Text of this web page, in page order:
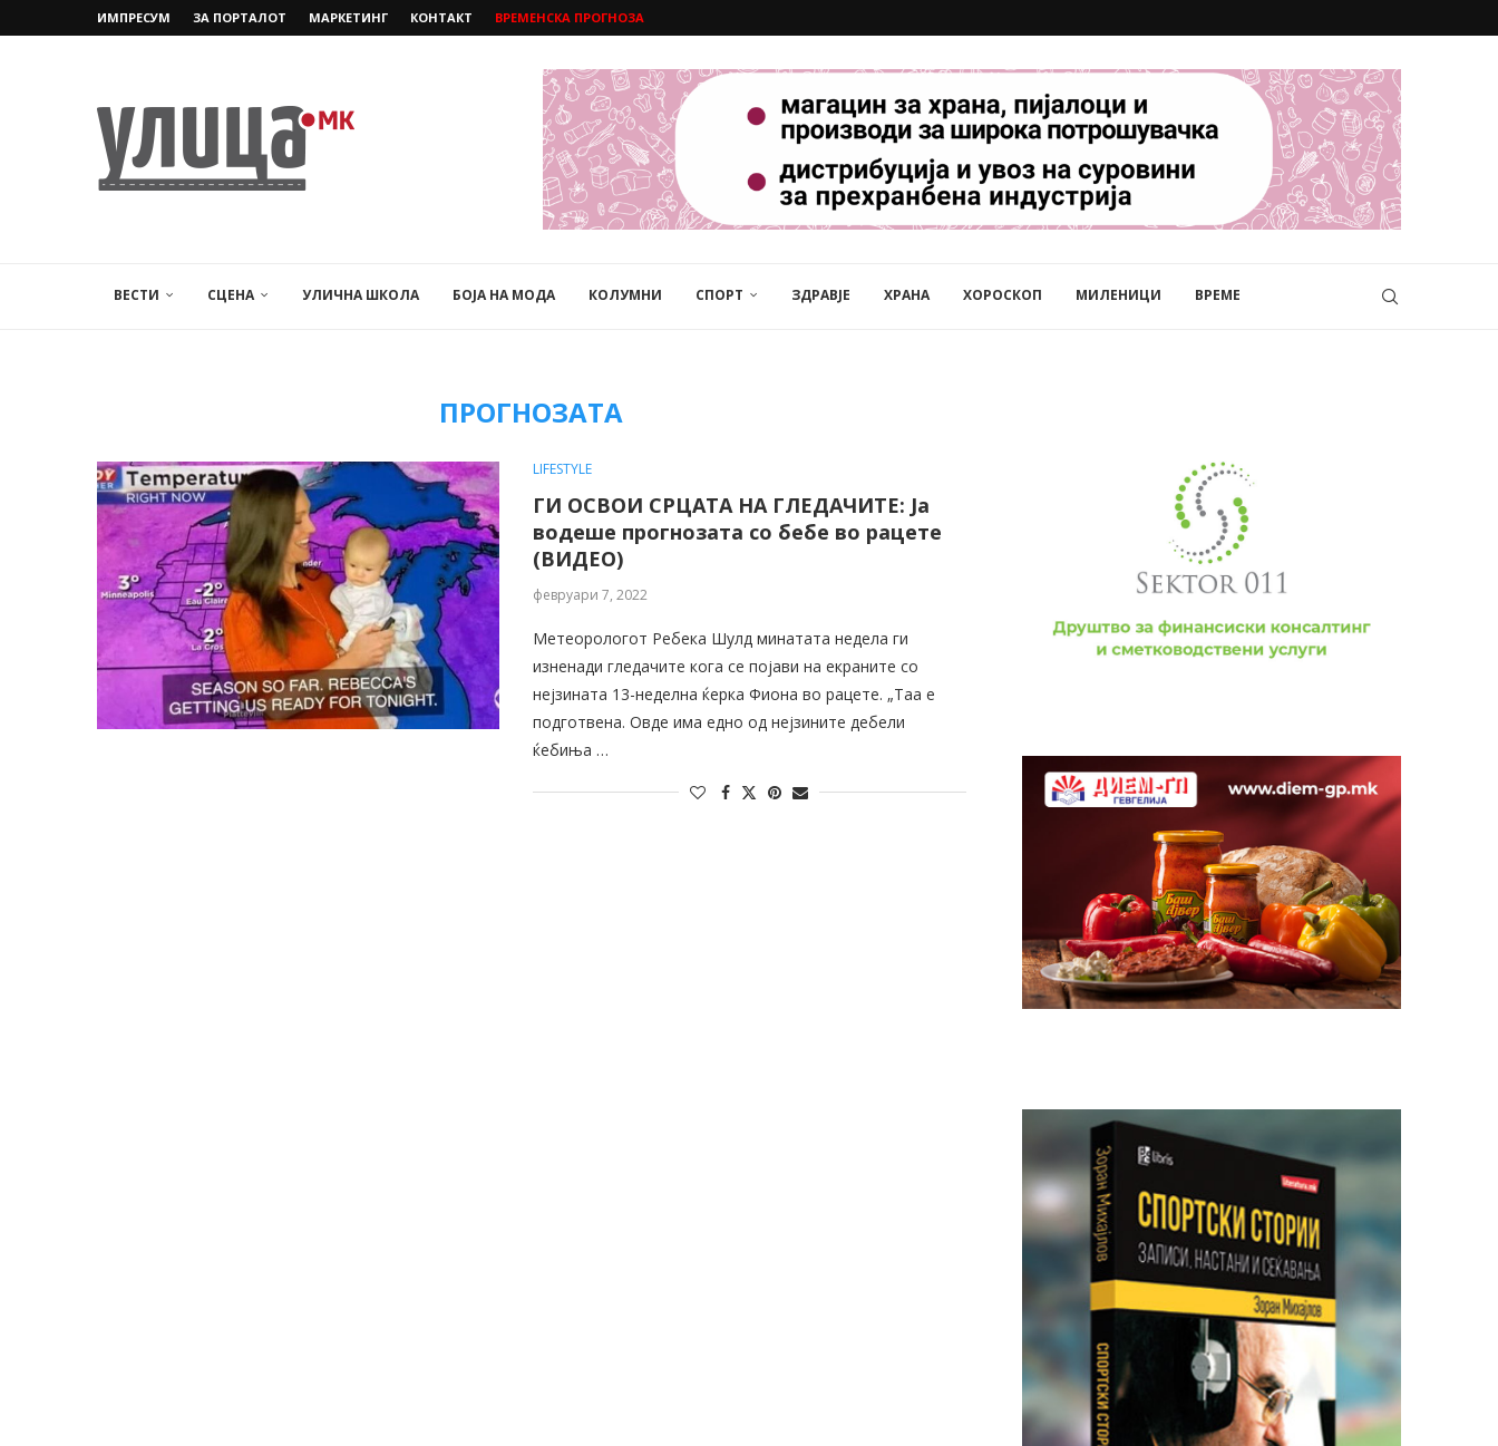
ИМПРЕСУМ ЗА ПОРТАЛОТ МАРКЕТИНГ КОНТАКТ ВРЕМЕНСКА ПРОГНОЗА
ВЕСТИ СЦЕНА УЛИЧНА ШКОЛА БОЈА НА МОДА КОЛУМНИ СПОРТ ЗДРАВЈЕ ХРАНА ХОРОСКОП МИЛЕНИЦИ ВРЕМЕ
ПРОГНОЗАТА
LIFESTYLE
ГИ ОСВОИ СРЦАТА НА ГЛЕДАЧИТЕ: Ја
водеше прогнозата со бебе во рацете
(ВИДЕО)
февруари 7, 2022
Метеорологот Ребека Шулд минатата недела ги
изненади гледачите кога се појави на екраните со
нејзината 13-неделна ќерка Фиона во рацете. „Таа е
подготвена. Овде има едно од нејзините дебели
ќебиња …